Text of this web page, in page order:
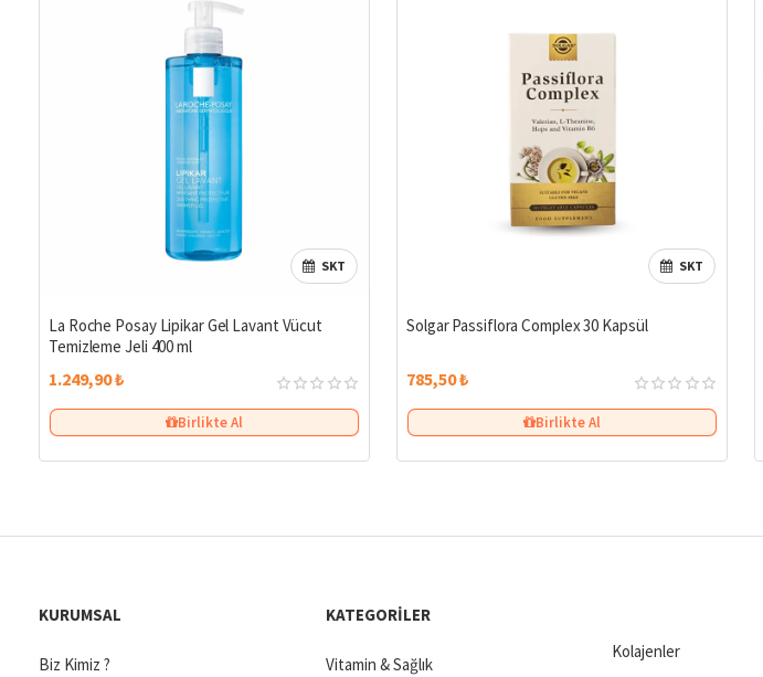
SKT
La Roche Posay Lipikar Gel Lavant Vücut
Temizleme Jeli 400 ml
1.249,90 ₺
Birlikte Al
SKT
Solgar Passiflora Complex 30 Kapsül
785,50 ₺
Birlikte Al
KURUMSAL
Biz Kimiz ?
KATEGORILER
Vitamin & Sağlık
Kolajenler